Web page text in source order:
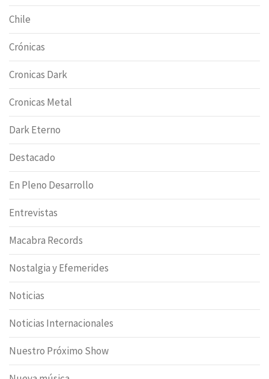
Chile
Crónicas
Cronicas Dark
Cronicas Metal
Dark Eterno
Destacado
En Pleno Desarrollo
Entrevistas
Macabra Records
Nostalgia y Efemerides
Noticias
Noticias Internacionales
Nuestro Próximo Show